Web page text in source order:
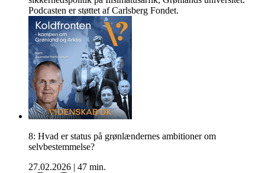
Podcasten er støttet af Carlsberg Fondet.
8: Hvad er status på grønlændernes ambitioner om
selvbestemmelse?
27.02.2026
47 min.